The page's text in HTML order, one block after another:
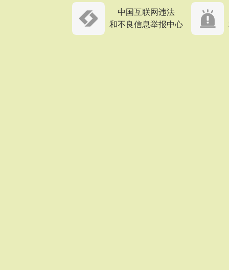
中国互联网违法
和不良信息举报中心